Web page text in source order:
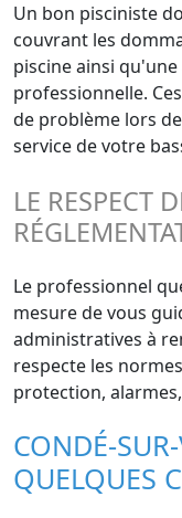
Un bon pisciniste
couvrant les
piscine ainsi
professionnelle.
de problème lors
service de votre
LE RESPECT
Le professionnel
mesure de vous
administratives à
respecte les
protection,
CONDÉ-
QUELQUES